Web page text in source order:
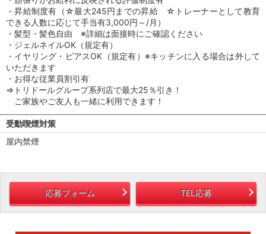
・昇給制度有（☆最大245円までの昇給 ☆トレーナーとして教育
できる人数に応じて手当有3,000円～/月）
・髪型・髪色自由 ※詳細は面接時にご確認ください
・ジェルネイルOK（規定有）
・イヤリング・ピアスOK（規定有）※キッチンに入る場合は外して
いただきます
・お得な従業員割引有
⇒トリドールグループ系列店で最大25％引き！
ご家族やご友人も一緒に利用できます！
受動喫煙対策
屋内禁煙
応募フォーム TEL応募